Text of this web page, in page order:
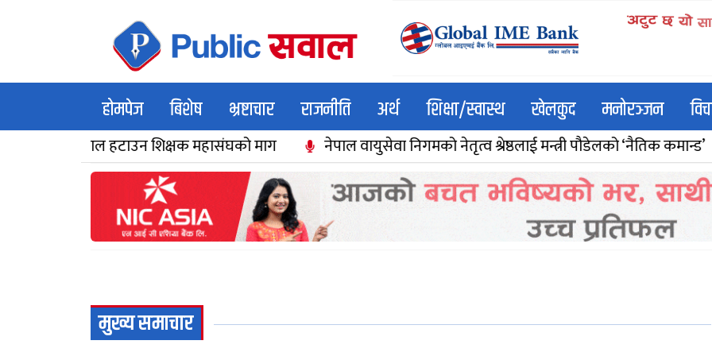
होमपेज बिशेष भ्रष्टाचार राजनीति अर्थ शिक्षा/स्वास्थ खेलकुद मनोरञ्जन
हटाउन शिक्षक महासंघको माग नेपाल वायुसेवा निगमको नेतृत्व श्रेष्ठलाई मन्त्री पौडेलको ‘नैतिक कमान्ड’
मुख्य समाचार